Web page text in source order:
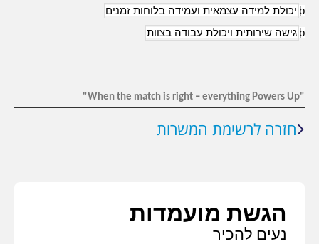
þ יכולת למידה עצמאית ועמידה בלוחות זמנים
þ גישה שירותית ויכולת עבודה בצוות
"When the match is right – everything Powers Up"
חזרה לרשימת המשרות
הגשת מועמדות
נעים להכיר